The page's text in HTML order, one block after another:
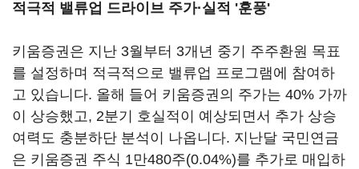
적극적 밸류업 드라이브 주가·실적 '훈풍'
키움증권은 지난 3월부터 3개년 중기 주주환원 목표
를 설정하며 적극적으로 밸류업 프로그램에 참여하
고 있습니다. 올해 들어 키움증권의 주가는 40% 가까
이 상승했고, 2분기 호실적이 예상되면서 추가 상승
여력도 충분하단 분석이 나옵니다. 지난달 국민연금
은 키움증권 주식 1만480주(0.04%)를 추가로 매입하